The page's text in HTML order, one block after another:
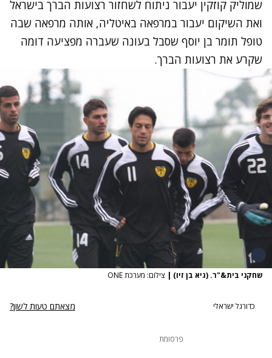
שמוליק קוזקין יעבור ניתוח לשחזור רצועות הברך בישראל
ואת השיקום יעבור במרפאה באיטליה, אותה מרפאה שבה
טופל תומר בן יוסף שסבל בעונה שעברה מפציעה דומה
שקרע את רצועות הברך.
שחקני בית&"ר. (גיא בן זיו) | צילום: מערכת ONE
כדורגל ישראלי מצאתם טעות לשון?
פרסומת